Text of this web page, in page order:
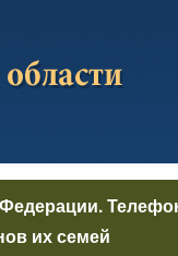
.
их семей